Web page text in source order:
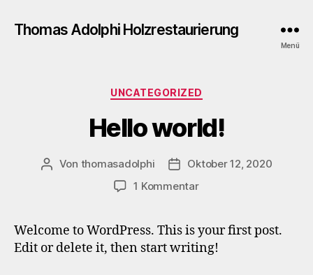
Thomas Adolphi Holzrestaurierung
Menü
Kategorien
UNCATEGORIZED
Hello world!
Beitragsautor
Von thomasadolphi Veröffentlichungsdatum
Oktober 12, 2020
1 Kommentarzu
Welcome to WordPress. This is your first post.
Edit or delete it, then start writing!